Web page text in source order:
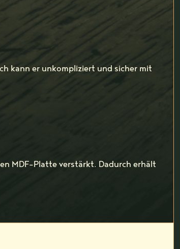
kann er unkompliziert und sicher mit
MDF-Platte verstärkt. Dadurch erhält